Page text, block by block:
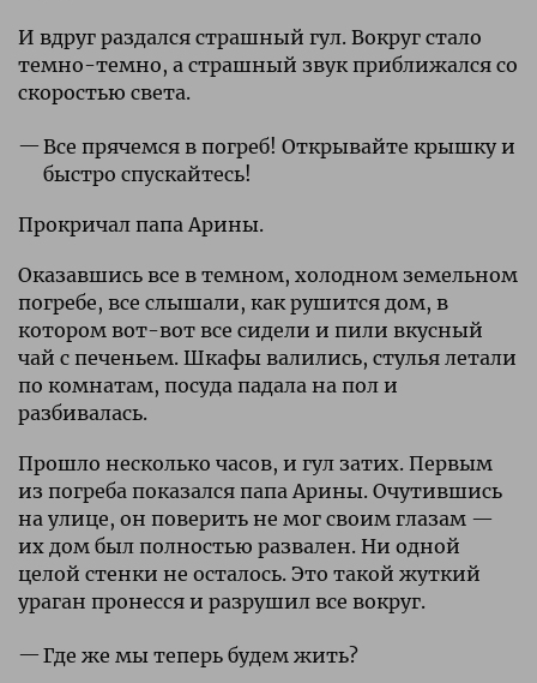
И вдруг раздался страшный гул. Вокруг стало
темно-темно, а страшный звук приближался со
скоростью света.
Все прячемся в погреб! Открывайте крышку и
быстро спускайтесь!
Прокричал папа Арины.
Оказавшись все в темном, холодном земельном
погребе, все слышали, как рушится дом, в
котором вот-вот все сидели и пили вкусный
чай с печеньем. Шкафы валились, стулья летали
по комнатам, посуда падала на пол и
разбивалась.
Прошло несколько часов, и гул затих. Первым
из погреба показался папа Арины. Очутившись
на улице, он поверить не мог своим глазам —
их дом был полностью развален. Ни одной
целой стенки не осталось. Это такой жуткий
ураган пронесся и разрушил все вокруг.
Где же мы теперь будем жить?